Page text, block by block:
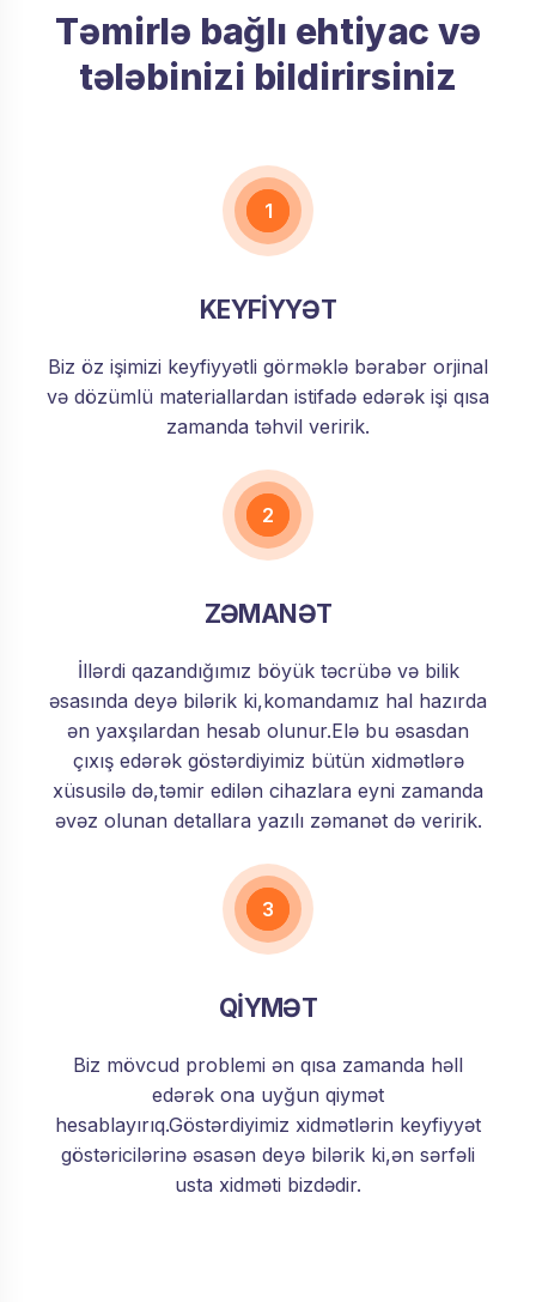
Təmirlə bağlı ehtiyac və
tələbinizi bildirirsiniz
1
KEYFİYYƏT
Biz öz işimizi keyfiyyətli görməklə bərabər orjinal
və dözümlü materiallardan istifadə edərək işi qısa
zamanda təhvil veririk.
2
ZƏMANƏT
İllərdi qazandığımız böyük təcrübə və bilik
əsasında deyə bilərik ki,komandamız hal hazırda
ən yaxşılardan hesab olunur.Elə bu əsasdan
çıxış edərək göstərdiyimiz bütün xidmətlərə
xüsusilə də,təmir edilən cihazlara eyni zamanda
əvəz olunan detallara yazılı zəmanət də veririk.
3
QİYMƏT
Biz mövcud problemi ən qısa zamanda həll
edərək ona uyğun qiymət
hesablayırıq.Göstərdiyimiz xidmətlərin keyfiyyət
göstəricilərinə əsasən deyə bilərik ki,ən sərfəli
usta xidməti bizdədir.